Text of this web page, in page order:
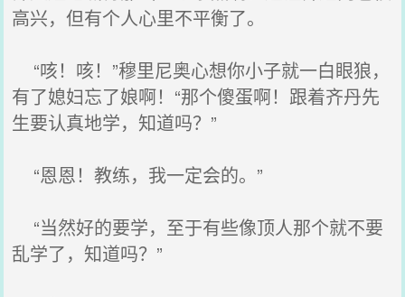
高兴，但有个人心里不平衡了。
“咳！咳！”穆里尼奥心想你小子就一白眼狼，
有了媳妇忘了娘啊！“那个傻蛋啊！跟着齐丹先
生要认真地学，知道吗？”
“恩恩！教练，我一定会的。”
“当然好的要学，至于有些像顶人那个就不要
乱学了，知道吗？”